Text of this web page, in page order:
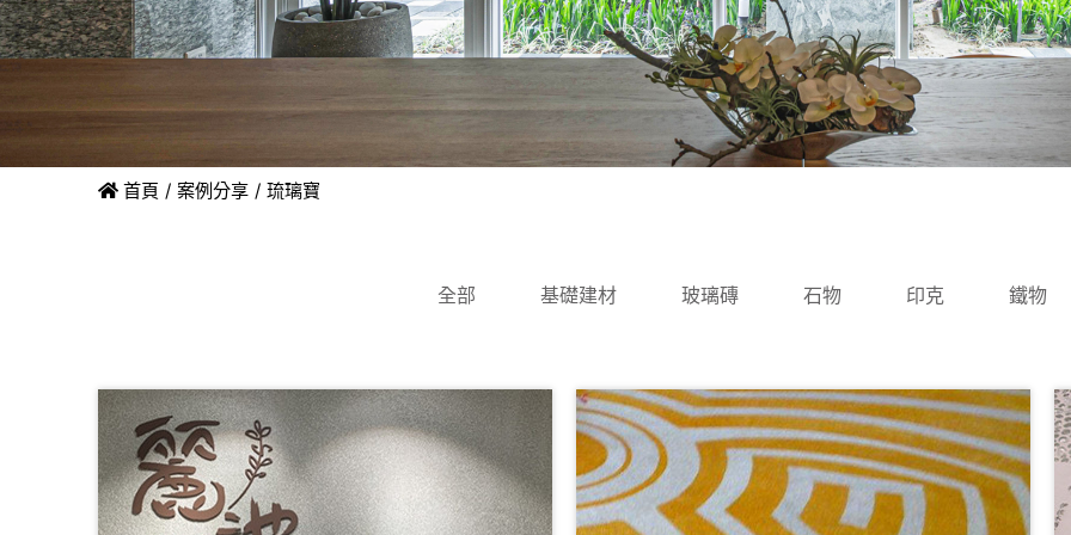
首頁 案例分享 琉璃寶
全部 基礎建材 玻璃磚 石物 印克 鐵物